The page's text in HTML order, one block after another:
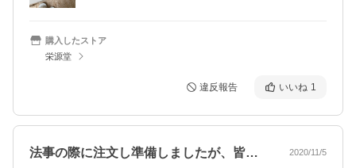
購入したストア
栄源堂
違反報告 いいね 1
法事の際に注文し準備しましたが、皆キレ… 2020/11/5